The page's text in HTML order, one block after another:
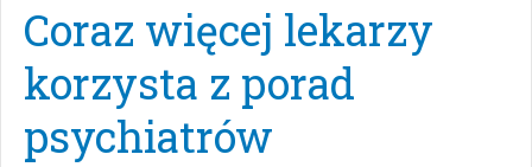
Coraz więcej lekarzy
korzysta z porad
psychiatrów